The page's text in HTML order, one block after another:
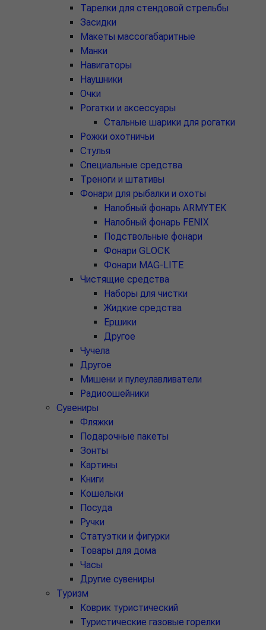
Тарелки для стендовой стрельбы
Засидки
Макеты массогабаритные
Манки
Навигаторы
Наушники
Очки
Рогатки и аксессуары
Стальные шарики для рогатки
Рожки охотничьи
Стулья
Специальные средства
Треноги и штативы
Фонари для рыбалки и охоты
Налобный фонарь ARMYTEK
Налобный фонарь FENIX
Подствольные фонари
Фонари GLOCK
Фонари MAG-LITE
Чистящие средства
Наборы для чистки
Жидкие средства
Ершики
Другое
Чучела
Другое
Мишени и пулеулавливатели
Радиоошейники
Сувениры
Фляжки
Подарочные пакеты
Зонты
Картины
Книги
Кошельки
Посуда
Ручки
Статуэтки и фигурки
Товары для дома
Часы
Другие сувениры
Туризм
Коврик туристический
Туристические газовые горелки